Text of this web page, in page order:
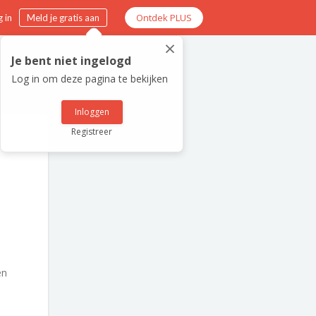
in Meld je gratis aan Ontdek PLUS
×
Je bent niet ingelogd
Log in om deze pagina te bekijken
Inloggen
Registreer